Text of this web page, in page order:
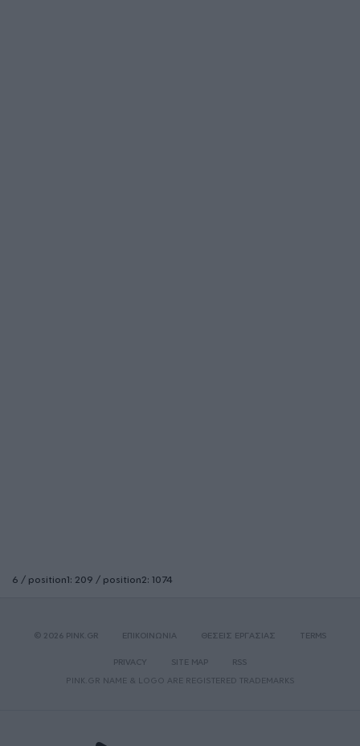
6 / position1: 209 / position2: 1074
© 2026 PINK.GR ΕΠΙΚΟΙΝΩΝΙΑ ΘΕΣΕΙΣ ΕΡΓΑΣΙΑΣ TERMS
PRIVACY SITE MAP
RSS
PINK.GR NAME & LOGO ARE REGISTERED TRADEMARKS